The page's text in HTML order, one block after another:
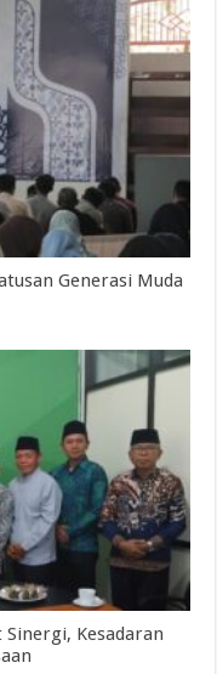
Generasi Muda
Kesadaran